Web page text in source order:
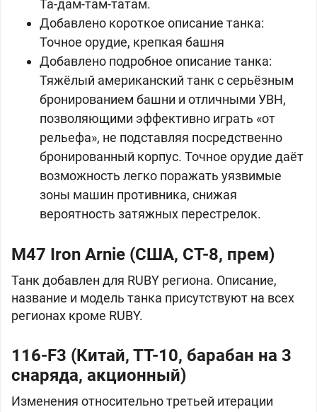
Та-дам-там-татам.
Добавлено короткое описание танка:
Точное орудие, крепкая башня
Добавлено подробное описание танка:
Тяжёлый американский танк с серьёзным
бронированием башни и отличными УВН,
позволяющими эффективно играть «от
рельефа», не подставляя посредственно
бронированный корпус. Точное орудие даёт
возможность легко поражать уязвимые
зоны машин противника, снижая
вероятность затяжных перестрелок.
M47 Iron Arnie (США, СТ-8, прем)
Танк добавлен для RUBY региона. Описание,
название и модель танка присутствуют на всех
регионах кроме RUBY.
116-F3 (Китай, ТТ-10, барабан на 3
снаряда, акционный)
Изменения относительно третьей итерации